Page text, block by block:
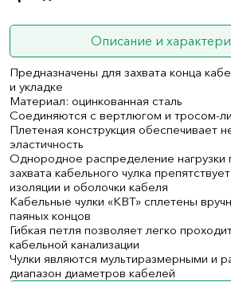
Описание и
Предназначены для захвата конца
и укладке
Материал: оцинкованная сталь
Соединяются с вертлюгом и тросом-
Плетеная конструкция обеспечивает
эластичность
Однородное распределение нагрузки
захвата кабельного чулка
изоляции и оболочки кабеля
Кабельные чулки «КВТ» сплетены
паяных концов
Гибкая петля позволяет легко
кабельной канализации
Чулки являются мультиразмерными и
диапазон диаметров кабелей